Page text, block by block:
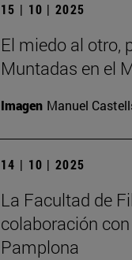
15 | 10 | 2025
El miedo al otro,
Muntadas en el
Imagen Manuel
14 | 10 | 2025
La Facultad de
colaboración
Pamplona